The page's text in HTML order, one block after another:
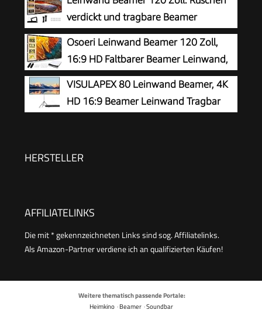
verdickt und tragbare Beamer
Leinwand 265 x 149 cm, 16:9 HD faltbar &
knitterarme Projektionsleinwand für Heimkino,
Garten, Camping, Büro, inkl. Haken & Seile
Osoeri Leinwand Beamer 120 Zoll,
16:9 HD Faltbarer Beamer Leinwand,
Anti-Falten Doppelseitige Projector
Screen 265x149cm, Tragbarer Projektor
Leinwände für Zuhause, Schule, Treffen
VISULAPEX 80 Leinwand Beamer, 4K
HD 16:9 Beamer Leinwand Tragbar
HERSTELLER
AFFILIATELINKS
Die mit * gekennzeichneten Links sind sog. Affiliatelinks.
Als Amazon-Partner verdiene ich an qualifizierten Käufen!
Weitere thematisch passende Portale:
Heimkino·Beamer·Soundbar